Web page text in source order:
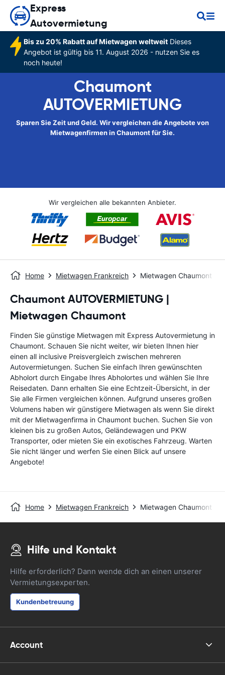
Express
Autovermietung
Bis zu 20% Rabatt auf Mietwagen weltweitDieses
Angebot ist gültig bis 11. August 2026 - nutzen Sie es
noch heute!
Chaumont
AUTOVERMIETUNG
Sparen Sie Zeit und Geld. Wir vergleichen die Angebote von
Mietwagenfirmen in Chaumont für Sie.
Wir vergleichen alle bekannten Anbieter.
Home Mietwagen Frankreich Mietwagen Chaumont
Chaumont AUTOVERMIETUNG |
Mietwagen Chaumont
Finden Sie günstige Mietwagen mit Express Autovermietung in
Chaumont. Schauen Sie nicht weiter, wir bieten Ihnen hier
einen all inclusive Preisvergleich zwischen mehreren
Autovermietungen. Suchen Sie einfach Ihren gewünschten
Abholort durch Eingabe Ihres Abholortes und wählen Sie Ihre
Reisedaten. Dann erhalten Sie eine Echtzeit-Übersicht, in der
Sie alle Firmen vergleichen können. Aufgrund unseres großen
Volumens haben wir günstigere Mietwagen als wenn Sie direkt
mit der Mietwagenfirma in Chaumont buchen. Suchen Sie von
kleinen bis zu großen Autos, Geländewagen und PKW
Transporter, oder mieten Sie ein exotisches Fahrzeug. Warten
Sie nicht länger und werfen Sie einen Blick auf unsere
Angebote!
Home Mietwagen Frankreich Mietwagen Chaumont
Hilfe und Kontakt
Hilfe erforderlich? Dann wende dich an einen unserer
Vermietungsexperten.
Kundenbetreuung
Account